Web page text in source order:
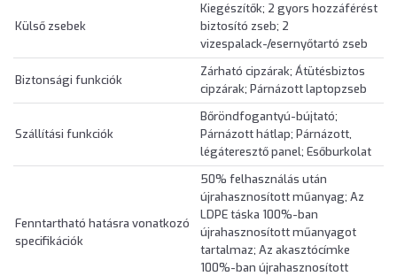
Külső zsebek
Kiegészítők; 2 gyors hozzáférést
biztosító zseb; 2
vizespalack-/esernyőtartó zseb
Biztonsági funkciók
Zárható cipzárak; Átütésbiztos
cipzárak; Párnázott laptopzseb
Szállítási funkciók
Bőröndfogantyú-bújtató;
Párnázott hátlap; Párnázott,
légáteresztő panel; Esőburkolat
Fenntartható hatásra vonatkozó
specifikációk
50% felhasználás után
újrahasznosított műanyag; Az
LDPE táska 100%-ban
újrahasznosított műanyagot
tartalmaz; Az akasztócímke
100%-ban újrahasznosított